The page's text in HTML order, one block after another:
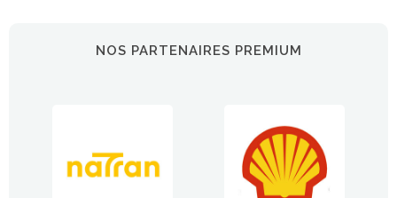
NOS PARTENAIRES PREMIUM